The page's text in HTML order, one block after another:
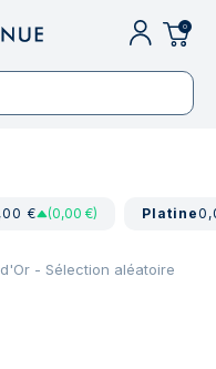
0
€ (0,00 €) Platine
- Sélection aléatoire